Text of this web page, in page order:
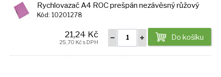
Rychlovazač A4 ROC prešpán nezávěsný růžový
Kód: 10201278
Do košíku
21,24 Kč
25,70 Kč s DPH